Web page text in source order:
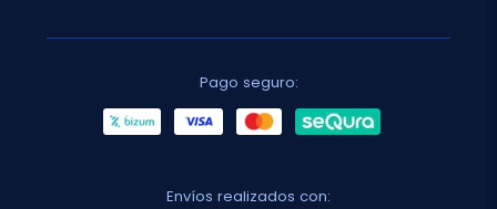
Pago seguro:
Envíos realizados con: